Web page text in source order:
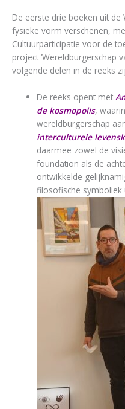
De eerste drie boeken uit
fysieke vorm verschenen,
Cultuurparticipatie voor de
project ‘Wereldburgerschap
volgende delen in de reeks
De reeks opent met
de kosmopolis,
wereldburgerschap
interculturele
daarmee zowel de
foundation als de
ontwikkelde
filosofische symboliek